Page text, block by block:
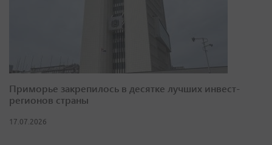
Приморье закрепилось в десятке лучших инвест-
регионов страны
17.07.2026